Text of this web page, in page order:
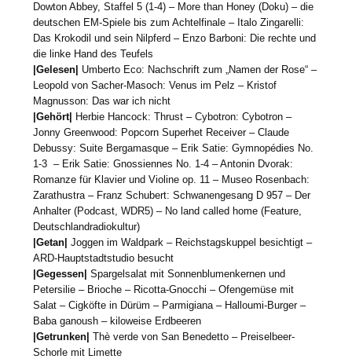
Dowton Abbey, Staffel 5 (1-4) – More than Honey (Doku) – die
deutschen EM-Spiele bis zum Achtelfinale – Italo Zingarelli:
Das Krokodil und sein Nilpferd – Enzo Barboni: Die rechte und
die linke Hand des Teufels
|Gelesen| Umberto Eco: Nachschrift zum „Namen der Rose“ –
Leopold von Sacher-Masoch: Venus im Pelz – Kristof
Magnusson: Das war ich nicht
|Gehört| Herbie Hancock: Thrust – Cybotron: Cybotron –
Jonny Greenwood: Popcorn Superhet Receiver – Claude
Debussy: Suite Bergamasque – Erik Satie: Gymnopédies No.
1-3 – Erik Satie: Gnossiennes No. 1-4 – Antonin Dvorak:
Romanze für Klavier und Violine op. 11 – Museo Rosenbach:
Zarathustra – Franz Schubert: Schwanengesang D 957 – Der
Anhalter (Podcast, WDR5) – No land called home (Feature,
Deutschlandradiokultur)
|Getan|Joggen im Waldpark – Reichstagskuppel besichtigt –
ARD-Hauptstadtstudio besucht
|Gegessen| Spargelsalat mit Sonnenblumenkernen und
Petersilie – Brioche – Ricotta-Gnocchi – Ofengemüse mit
Salat – Cigköfte in Dürüm – Parmigiana – Halloumi-Burger –
Baba ganoush – kiloweise Erdbeeren
|Getrunken|Thè verde von San Benedetto – Preiselbeer-
Schorle mit Limette